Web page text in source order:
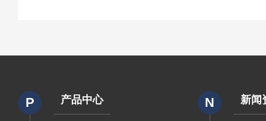
P 产品中心 N 新闻